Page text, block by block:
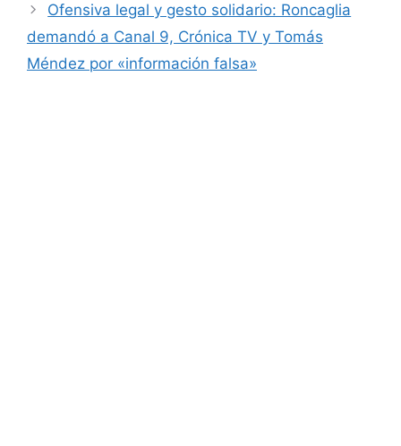
Ofensiva legal y gesto solidario: Roncaglia
demandó a Canal 9, Crónica TV y Tomás
Méndez por «información falsa»